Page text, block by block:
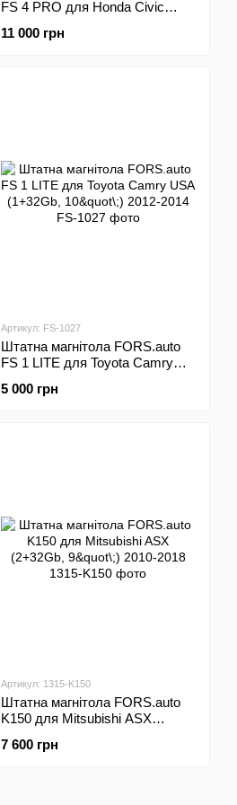
FS 4 PRO для Honda Civic
11 000 грн
Артикул: FS-1027
Штатна магнітола FORS.auto
FS 1 LITE для Toyota Camry
5 000 грн
Артикул: 1315-K150
Штатна магнітола FORS.auto
K150 для Mitsubishi ASX
7 600 грн